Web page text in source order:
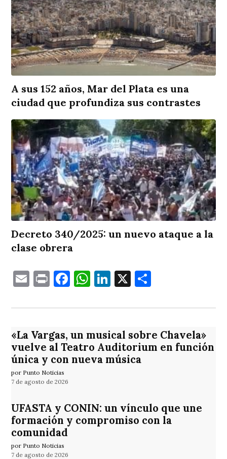
A sus 152 años, Mar del Plata es una
ciudad que profundiza sus contrastes
Decreto 340/2025: un nuevo ataque a la
clase obrera
EmailPrintFacebook
WhatsApp
LinkedIn
X
«La Vargas, un musical sobre Chavela»
vuelve al Teatro Auditorium en función
única y con nueva música
por Punto Noticias
7 de agosto de 2026
UFASTA y CONIN: un vínculo que une
formación y compromiso con la
comunidad
por Punto Noticias
7 de agosto de 2026